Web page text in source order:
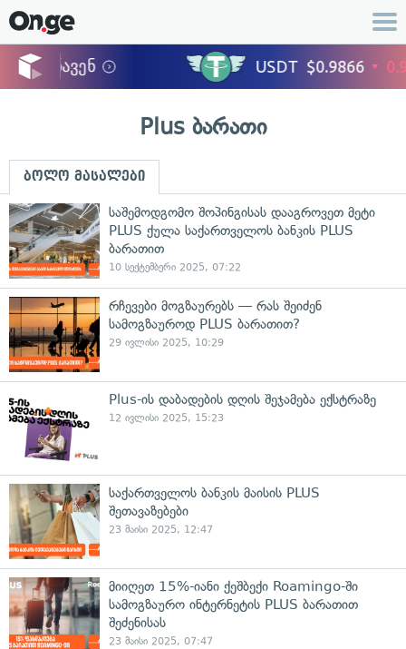
Plus ბარათი
ბოლო მასალები
საშემოდგომო შოპინგისას დააგროვეთ მეტი
PLUS ქულა საქართველოს ბანკის PLUS
ბარათით
10 სექტემბერი 2025, 07:22
რჩევები მოგზაურებს — რას შეიძენ
სამოგზაუროდ PLUS ბარათით?
29 ივლისი 2025, 10:29
Plus-ის დაბადების დღის შეჯამება ექსტრაზე
12 ივლისი 2025, 15:23
საქართველოს ბანკის მაისის PLUS
შეთავაზებები
23 მაისი 2025, 12:47
მიიღეთ 15%-იანი ქეშბექი Roamingo-ში
სამოგზაურო ინტერნეტის PLUS ბარათით
შეძენისას
23 მაისი 2025, 07:47